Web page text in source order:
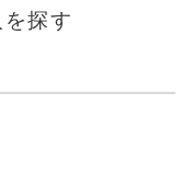
探す